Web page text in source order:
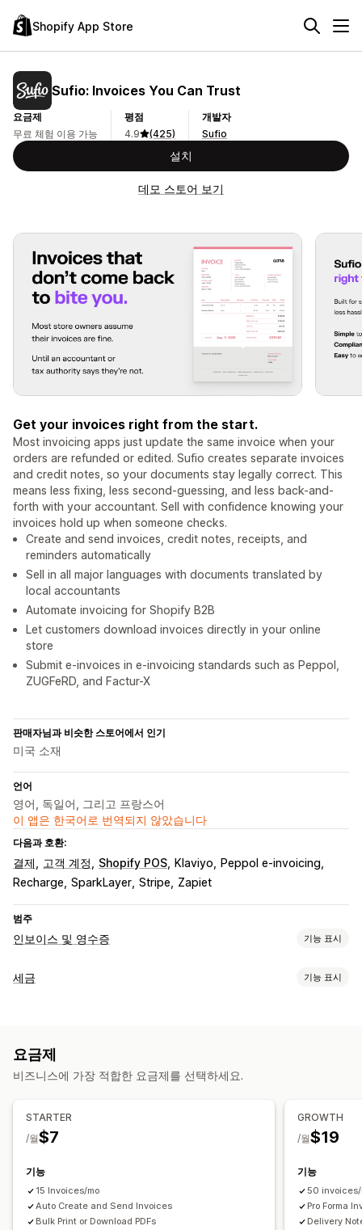
Shopify App Store
Sufio: Invoices You Can Trust
요금제
무료 체험 이용 가능
평점
4.9
(425)
개발자
Sufio
설치
데모 스토어 보기
Get your invoices right from the start.
Most invoicing apps just update the same invoice when your
orders are refunded or edited. Sufio creates separate invoices
and credit notes, so your documents stay legally correct. This
means less fixing, less second-guessing, and less back-and-
forth with your accountant. Sell with confidence knowing your
invoices hold up when someone checks.
Create and send invoices, credit notes, receipts, and
reminders automatically
Sell in all major languages with documents translated by
local accountants
Automate invoicing for Shopify B2B
Let customers download invoices directly in your online
store
Submit e-invoices in e-invoicing standards such as Peppol,
ZUGFeRD, and Factur-X
판매자님과 비슷한 스토어에서 인기
미국 소재
언어
영어, 독일어, 그리고 프랑스어
이 앱은 한국어로 번역되지 않았습니다
다음과 호환:
결제 고객 계정 Shopify POS Klaviyo
Peppol e-invoicing
Recharge SparkLayer Stripe Zapiet
범주
인보이스 및 영수증 기능 표시
문서 유형
맞춤 설정
색상 및 글꼴
브랜딩 필드 인보이스 번호 발신자 이메일
파일 관리
대량 다운로드
PDF 생성
세금 기능 표시
세금 계산
등록
세금 번호 유효성 검사
보고 및 제출
데이터 내보내기
요금제
비즈니스에 가장 적합한 요금제를 선택하세요.
STARTER
$7
/월
기능
15 Invoices/mo
Auto Create and Send Invoices
Bulk Print or Download PDFs
GROWTH
$19
/월
기능
50 invoices/
Pro Forma
Delivery